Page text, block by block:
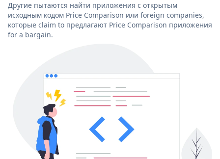
Другие пытаются найти приложения с открытым
исходным кодом Price Comparison или foreign companies,
которые claim to предлагают Price Comparison приложения
for a bargain.